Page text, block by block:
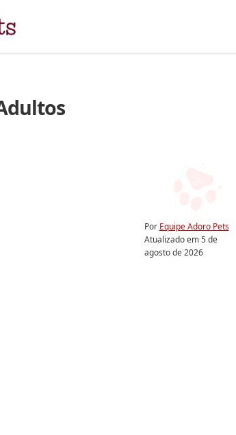
Por Equipe Adoro Pets
Atualizado em5 de
agosto de 2026